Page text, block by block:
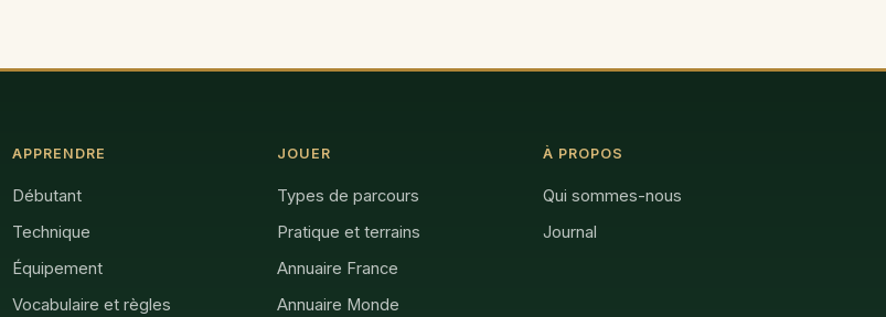
APPRENDRE
Débutant
Technique
Équipement
Vocabulaire et règles
JOUER
Types de parcours
Pratique et terrains
Annuaire France
Annuaire Monde
À PROPOS
Qui sommes-nous
Journal